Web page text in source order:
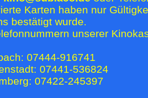
Karten haben nur
bestätigt wurde.
unserer
07444-916741
07441-536824
07422-245397